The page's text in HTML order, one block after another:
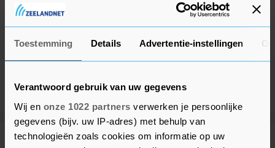
Toestemming Details Advertentie-instellingen
Verantwoord gebruik van uw gegevens
Wij en onze 1022 partners verwerken je persoonlijke
gegevens (bijv. uw IP-adres) met behulp van
technologieën zoals cookies om informatie op uw